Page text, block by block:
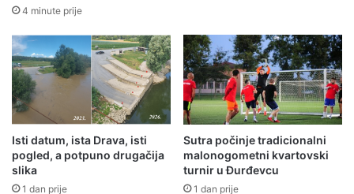
4 minute prije
Isti datum, ista Drava, isti
pogled, a potpuno drugačija
slika
1 dan prije
Sutra počinje tradicionalni
malonogometni kvartovski
turnir u Đurđevcu
1 dan prije